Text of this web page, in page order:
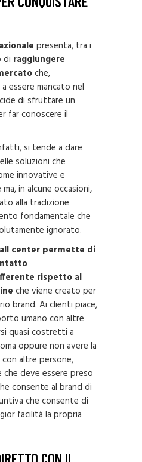
presenta, tra i
di raggiungere
che,
essere mancato nel
di sfruttare un
far conoscere il
si tende a dare
soluzioni che
innovative e
in alcune occasioni,
alla tradizione
fondamentale che
ignorato.
center permette di
rispetto al
che viene creato per
brand. Ai clienti piace,
umano con altre
quasi costretti a
oppure non avere la
altre persone,
deve essere preso
consente al brand di
che consente di
facilità la propria
CON IL